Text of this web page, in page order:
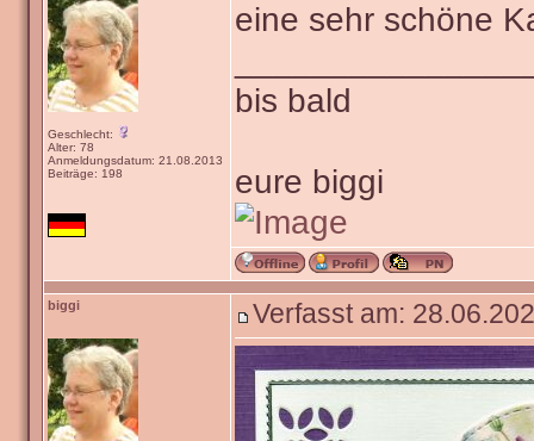
Geschlecht:
Alter: 78
Anmeldungsdatum: 21.08.2013
Beiträge: 198
eine sehr schöne
bis bald
eure biggi
biggi Verfasst am: